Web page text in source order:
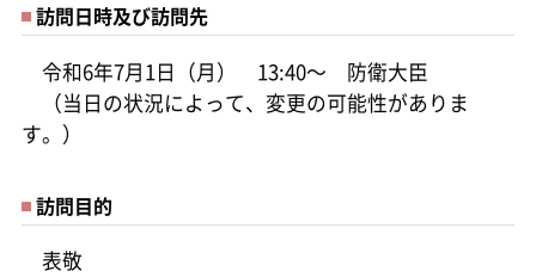
訪問日時及び訪問先
令和6年7月1日（月） 13:40～ 防衛大臣
（当日の状況によって、変更の可能性がありま
す。）
訪問目的
表敬